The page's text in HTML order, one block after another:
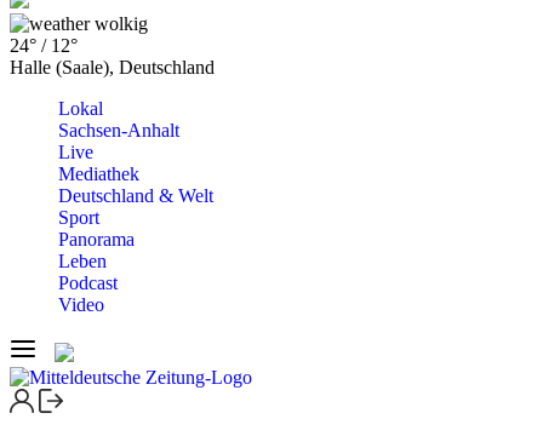
wolkig
24° / 12°
Halle (Saale), Deutschland
Lokal
Sachsen-Anhalt
Live
Mediathek
Deutschland & Welt
Sport
Panorama
Leben
Podcast
Video